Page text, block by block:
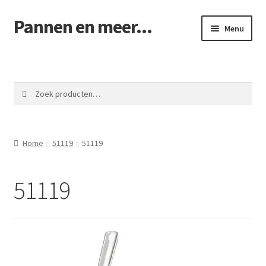
Ga
door
Ga
naar
Pannen en meer... Menu
Winkelmand
Mijn account
Contact
Home 51119 51119
51119